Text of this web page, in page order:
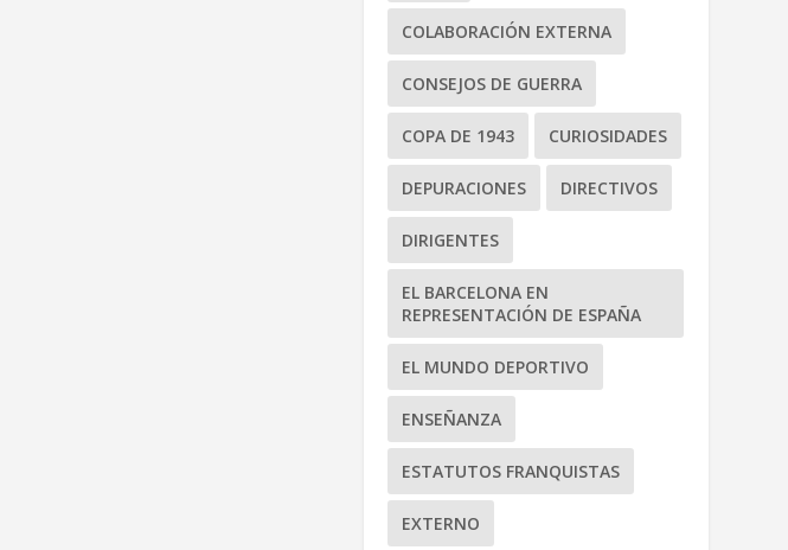
COLABORACIÓN EXTERNA
CONSEJOS DE GUERRA
COPA DE 1943 CURIOSIDADES
DEPURACIONES DIRECTIVOS
DIRIGENTES
EL BARCELONA EN
REPRESENTACIÓN DE ESPAÑA
EL MUNDO DEPORTIVO
ENSEÑANZA
ESTATUTOS FRANQUISTAS
EXTERNO